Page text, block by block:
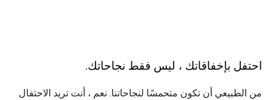
احتفل بإخفاقاتك ، ليس فقط نجاحاتك.
من الطبيعي أن تكون متحمسًا لنجاحاتنا. نعم ، أنت تريد الاحتفال